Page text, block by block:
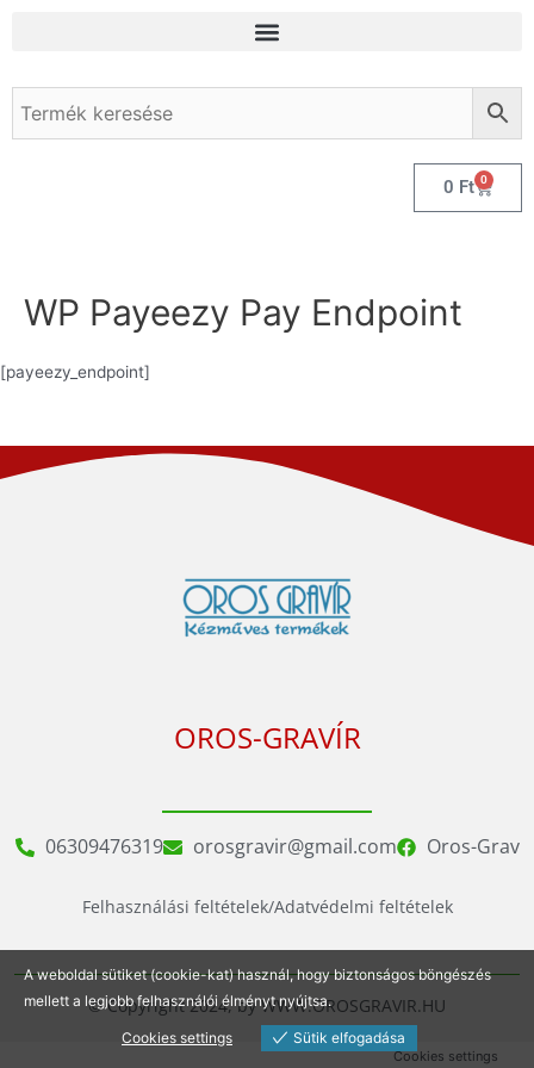
0 Ft 0
WP Payeezy Pay Endpoint
[payeezy_endpoint]
OROS-GRAVÍR
06309476319 orosgravir@gmail.com Oros-Grav
Felhasználási feltételek/Adatvédelmi feltételek
© Copyright 2024, by WWW.OROSGRAVIR.HU
A weboldal sütiket (cookie-kat) használ, hogy biztonságos böngészés
mellett a legjobb felhasználói élményt nyújtsa.
Cookies settings Sütik elfogadása
Cookies settings